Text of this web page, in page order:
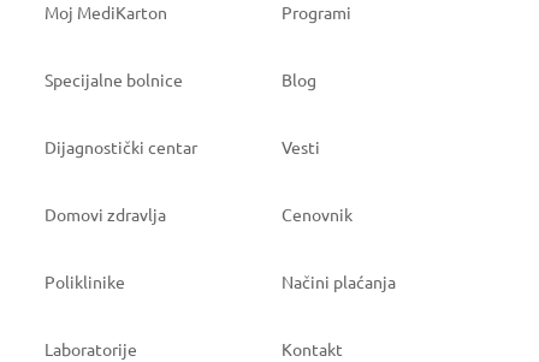
Moj MediKarton Programi
Specijalne bolnice Blog
Dijagnostički centar Vesti
Domovi zdravlja Cenovnik
Poliklinike Načini plaćanja
Laboratorije Kontakt